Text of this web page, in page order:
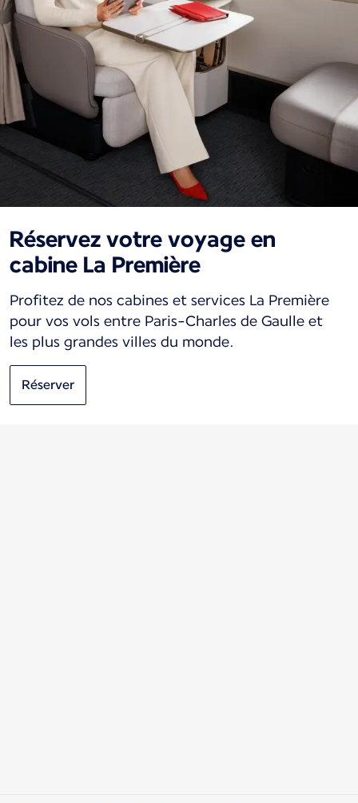
Réservez votre voyage en
cabine La Première
Profitez de nos cabines et services La Première
pour vos vols entre Paris-Charles de Gaulle et
les plus grandes villes du monde.
Réserver